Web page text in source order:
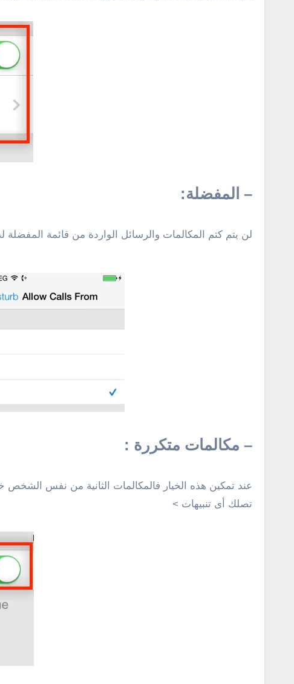
– المفضلة:
لن يتم كتم المكالمات والرسائل الواردة من قائمة المفضلة
– مكالمات متكررة :
عند تمكين هذه الخيار فالمكالمات الثانية من نفس الشخص
تصلك أى تنبيهات >